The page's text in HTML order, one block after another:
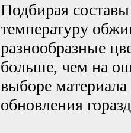
Подбирая
температуру
разнообразные
больше, чем на
выборе
обновления